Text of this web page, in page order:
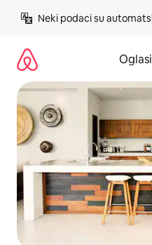
Neki podaci su